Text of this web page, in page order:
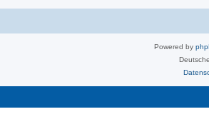
Powered by